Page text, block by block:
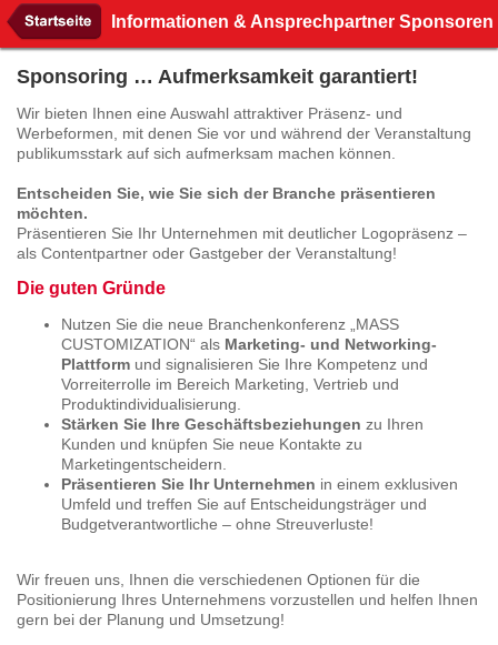
Informationen & Ansprechpartner
Sponsoring … Aufmerksamkeit garantiert!
Wir bieten Ihnen eine Auswahl attraktiver Präsenz- und
Werbeformen, mit denen Sie vor und während der Veranstaltung
publikumsstark auf sich aufmerksam machen können.
Entscheiden Sie, wie Sie sich der Branche präsentieren
möchten.
Präsentieren Sie Ihr Unternehmen mit deutlicher Logopräsenz –
als Contentpartner oder Gastgeber der Veranstaltung!
Die guten Gründe
Nutzen Sie die neue Branchenkonferenz „MASS
CUSTOMIZATION“ als Marketing- und Networking-
Plattform und signalisieren Sie Ihre Kompetenz und
Vorreiterrolle im Bereich Marketing, Vertrieb und
Produktindividualisierung.
Stärken Sie Ihre Geschäftsbeziehungen zu Ihren
Kunden und knüpfen Sie neue Kontakte zu
Marketingentscheidern.
Präsentieren Sie Ihr Unternehmen in einem exklusiven
Umfeld und treffen Sie auf Entscheidungsträger und
Budgetverantwortliche – ohne Streuverluste!
Wir freuen uns, Ihnen die verschiedenen Optionen für die
Positionierung Ihres Unternehmens vorzustellen und helfen Ihnen
gern bei der Planung und Umsetzung!